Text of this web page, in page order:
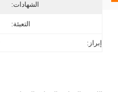
الشهادات:
التعبئة:
إبراز: